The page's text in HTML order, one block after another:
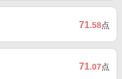
71.58点
71.07点